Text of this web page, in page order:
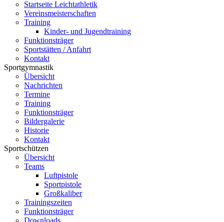
Startseite Leichtathletik
Vereinsmeisterschaften
Training
Kinder- und Jugendtraining
Funktionsträger
Sportstätten / Anfahrt
Kontakt
Sportgymnastik
Übersicht
Nachrichten
Termine
Training
Funktionsträger
Bildergalerie
Historie
Kontakt
Sportschützen
Übersicht
Teams
Luftpistole
Sportpistole
Großkaliber
Trainingszeiten
Funktionsträger
Downloads